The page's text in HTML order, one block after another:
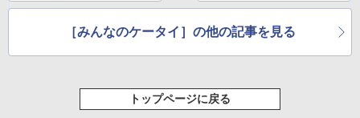
［みんなのケータイ］の他の記事を見る
トップページに戻る